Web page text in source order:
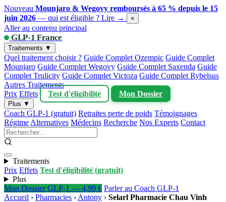
Nouveau Mounjaro & Wegovy remboursés à 65 % depuis le 15
juin 2026 — qui est éligible ? Lire → ×
Aller au contenu principal
GLP-1 France
Traitements ▼
Quel traitement choisir ? Guide Complet Ozempic Guide Complet
Mounjaro Guide Complet Wegovy Guide Complet Saxenda Guide
Complet Trulicity Guide Complet Victoza Guide Complet Rybelsus
Autres Traitements
Prix Effets Test d'éligibilité Mon Dossier
Plus ▼
Coach GLP-1 (gratuit) Retraites perte de poids Témoignages
Régime Alternatives Médecins Recherche Nos Experts Contact
Traitements
Prix Effets Test d'éligibilité (gratuit)
Plus
Mon Dossier GLP-1 — 4,99 € Parler au Coach GLP-1
Accueil › Pharmacies › Antony › Selarl Pharmacie Chau Vinh